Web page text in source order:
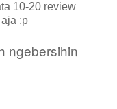
10-20 review
:p
ngebersihin